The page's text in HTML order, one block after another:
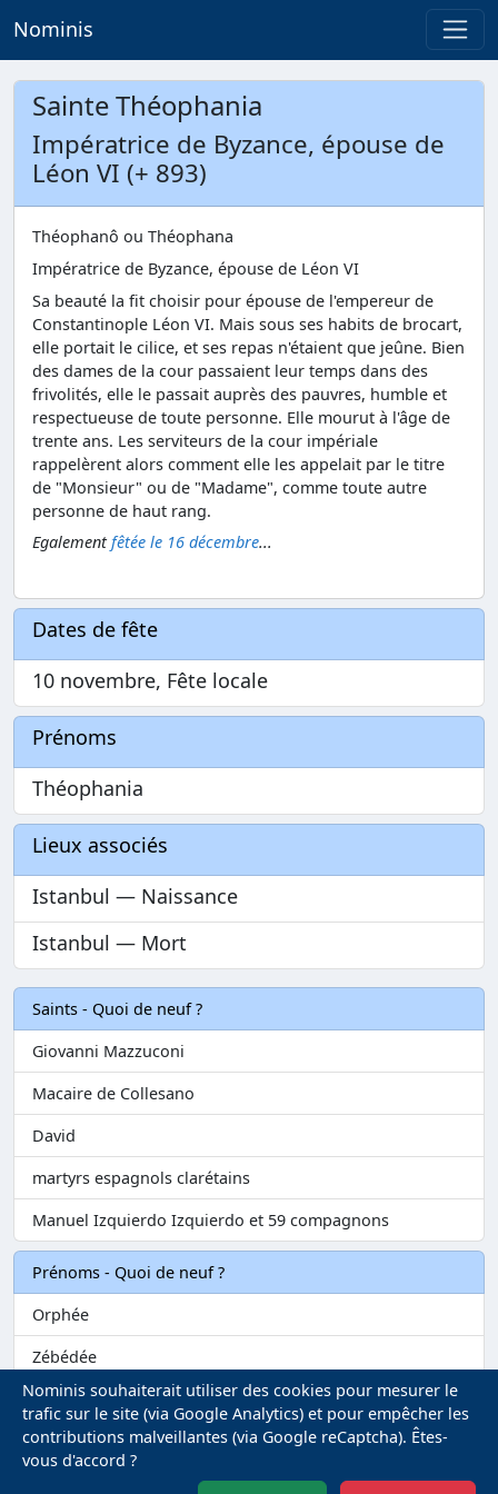
Nominis
Sainte Théophania
Impératrice de Byzance, épouse de
Léon VI (+ 893)
Théophanô ou Théophana
Impératrice de Byzance, épouse de Léon VI
Sa beauté la fit choisir pour épouse de l'empereur de
Constantinople Léon VI. Mais sous ses habits de brocart,
elle portait le cilice, et ses repas n'étaient que jeûne. Bien
des dames de la cour passaient leur temps dans des
frivolités, elle le passait auprès des pauvres, humble et
respectueuse de toute personne. Elle mourut à l'âge de
trente ans. Les serviteurs de la cour impériale
rappelèrent alors comment elle les appelait par le titre
de "Monsieur" ou de "Madame", comme toute autre
personne de haut rang.
Egalementfêtée le 16 décembre...
Dates de fête
10 novembre, Fête locale
Prénoms
Théophania
Lieux associés
Istanbul — Naissance
Istanbul — Mort
Saints - Quoi de neuf ?
Giovanni Mazzuconi
Macaire de Collesano
David
martyrs espagnols clarétains
Manuel Izquierdo Izquierdo et 59 compagnons
Prénoms - Quoi de neuf ?
Orphée
Zébédée
Melvil
Matilin
Nominis souhaiterait utiliser des cookies pour mesurer le
trafic sur le site (via Google Analytics) et pour empêcher les
contributions malveillantes (via Google reCaptcha). Êtes-
vous d'accord ?